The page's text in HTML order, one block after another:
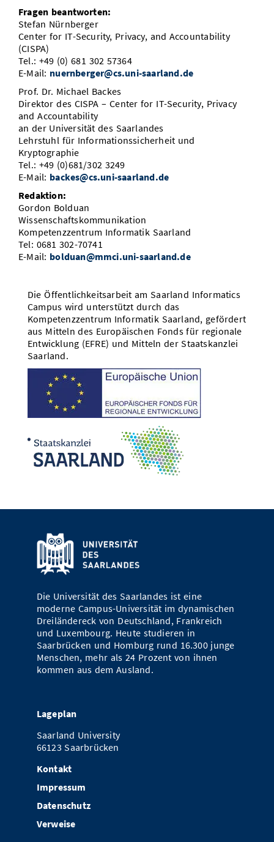
Fragen beantworten:
Stefan Nürnberger
Center for IT-Security, Privacy, and Accountability
(CISPA)
Tel.: +49 (0) 681 302 57364
E-Mail: nuernberger@cs.uni-saarland.de
Prof. Dr. Michael Backes
Direktor des CISPA – Center for IT-Security, Privacy
and Accountability
an der Universität des Saarlandes
Lehrstuhl für Informationssicherheit und
Kryptographie
Tel.: +49 (0)681/302 3249
E-Mail: backes@cs.uni-saarland.de
Redaktion:
Gordon Bolduan
Wissenschaftskommunikation
Kompetenzzentrum Informatik Saarland
Tel: 0681 302-70741
E-Mail: bolduan@mmci.uni-saarland.de
Die Öffentlichkeitsarbeit am Saarland Informatics
Campus wird unterstützt durch das
Kompetenzzentrum Informatik Saarland, gefördert
aus Mitteln des Europäischen Fonds für regionale
Entwicklung (EFRE) und Mitteln der Staatskanzlei
Saarland.
Die Universität des Saarlandes ist eine
moderne Campus-Universität im dynamischen
Dreiländereck von Deutschland, Frankreich
und Luxembourg. Heute studieren in
Saarbrücken und Homburg rund 16.300 junge
Menschen, mehr als 24 Prozent von ihnen
kommen aus dem Ausland.
Lageplan
Saarland University
66123 Saarbrücken
Kontakt
Impressum
Datenschutz
Verweise